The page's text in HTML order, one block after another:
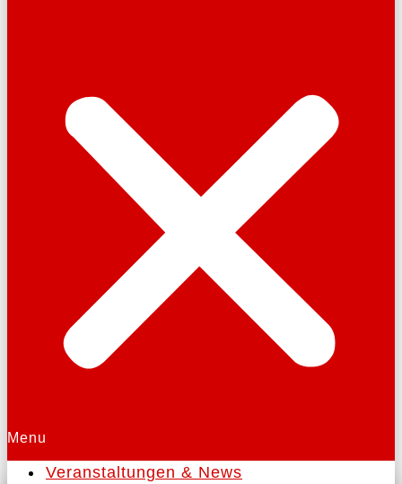
Menu
Veranstaltungen & News